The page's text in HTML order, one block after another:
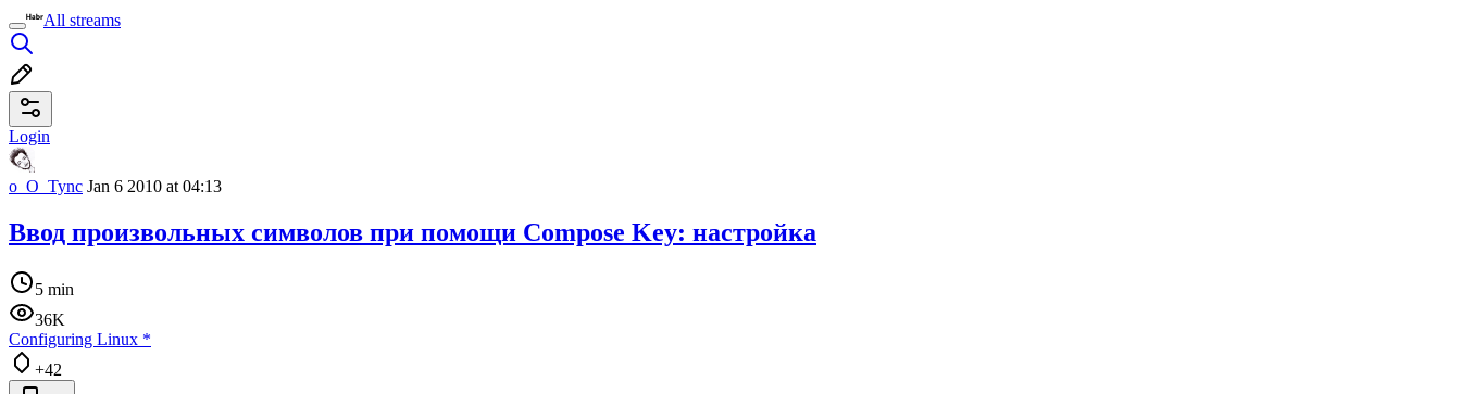
All streams
Login
o_O_Tync Jan 6 2010 at 04:13
Ввод произвольных символов при помощи Compose Key: настройка
5 min
36K
Configuring Linux *
+42